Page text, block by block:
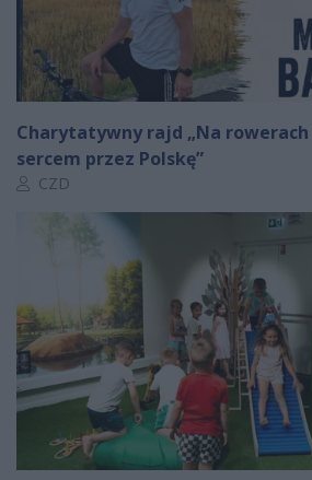
Charytatywny rajd „Na
sercem przez Polskę”
Autor artykułu:
CZD